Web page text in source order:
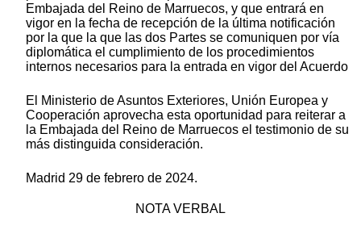
Embajada del Reino de Marruecos, y que entrará en
vigor en la fecha de recepción de la última notificación
por la que la que las dos Partes se comuniquen por vía
diplomática el cumplimiento de los procedimientos
internos necesarios para la entrada en vigor del Acuerdo
El Ministerio de Asuntos Exteriores, Unión Europea y
Cooperación aprovecha esta oportunidad para reiterar a
la Embajada del Reino de Marruecos el testimonio de su
más distinguida consideración.
Madrid 29 de febrero de 2024.
NOTA VERBAL